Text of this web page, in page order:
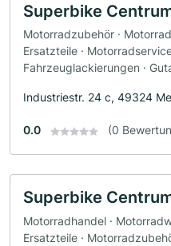
Superbike
Motorradzubehör ·
Ersatzteile ·
Fahrzeuglackierungen ·
Industriestr. 24 c, 49324
0.0 (0
Superbike
Motorradhandel ·
Ersatzteile ·